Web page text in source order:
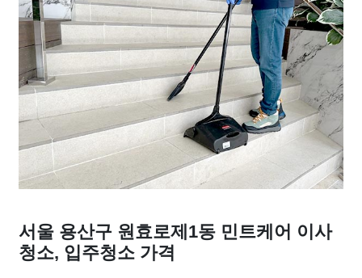
서울 용산구 원효로제1동 민트케어 이사
청소, 입주청소 가격